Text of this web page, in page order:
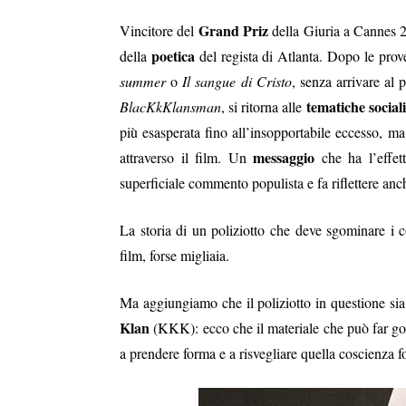
Vincitore del Grand Prizdella Giuria a Cannes
della poetica del regista di Atlanta. Dopo le
summero Il sangue di Cristo, senza arrivare al
BlacKkKlansman, si ritorna alle tematiche sociali
più esasperata fino all’insopportabile eccesso,
attraverso il film. Unmessaggio che ha
superficiale commento populista e fa riflettere
La storia di un poliziotto che deve sgominare i
film, forse migliaia.
Ma aggiungiamo che il poliziotto in questione sia
Klan (KKK): ecco che il materiale che può far
a prendere forma e a risvegliare quella coscienza